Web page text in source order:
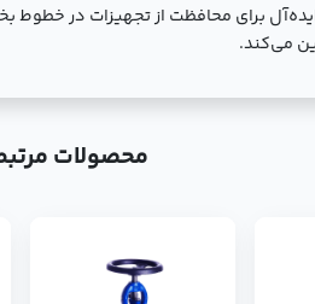
گزینه‌ای ایده‌آل برای محافظت از
می‌کند.
محصولات